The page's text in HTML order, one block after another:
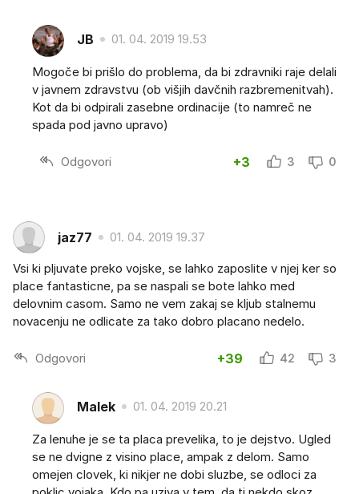
JB 01. 04. 2019 19.53
Mogoče bi prišlo do problema, da bi zdravniki raje delali
v javnem zdravstvu (ob višjih davčnih razbremenitvah).
Kot da bi odpirali zasebne ordinacije (to namreč ne
spada pod javno upravo)
Odgovori +3 3 0
jaz77 01. 04. 2019 19.37
Vsi ki pljuvate preko vojske, se lahko zaposlite v njej ker so
place fantasticne, pa se naspali se bote lahko med
delovnim casom. Samo ne vem zakaj se kljub stalnemu
novacenju ne odlicate za tako dobro placano nedelo.
Odgovori +39 42 3
Malek 01. 04. 2019 20.21
Za lenuhe je se ta placa prevelika, to je dejstvo. Ugled
se ne dvigne z visino place, ampak z delom. Samo
omejen clovek, ki nikjer ne dobi sluzbe, se odloci za